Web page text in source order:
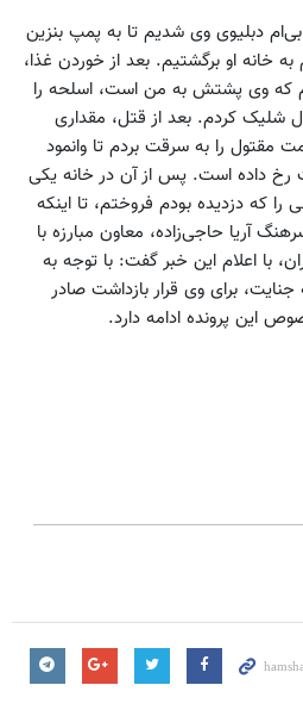
دبلیوی وی شدیم تا به پمپ بنزین
به خانه او برگشتیم. بعد از خوردن غذا،
که وی پشتش به من است، اسلحه را
شلیک کردم. بعد از قتل، مقداری
مقتول را به سرقت بردم تا وانمود
رخ داده است. پس از آن در خانه یکی
که دزدیده بودم فروختم، تا اینکه
آریا حاجی‌زاده، معاون مبارزه با
با اعلام این خبر گفت: با توجه به
برای وی قرار بازداشت صادر
این پرونده ادامه دارد.